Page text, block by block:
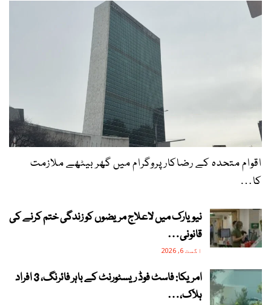
اقوام متحدہ کے رضاکار پروگرام میں گھر بیٹھے ملازمت
کا…
نیویارک میں لاعلاج مریضوں کو زندگی ختم کرنے کی
قانونی…
اگست 6, 2026
امریکا: فاسٹ فوڈ ریسٹورنٹ کے باہر فائرنگ، 3 افراد
ہلاک،…